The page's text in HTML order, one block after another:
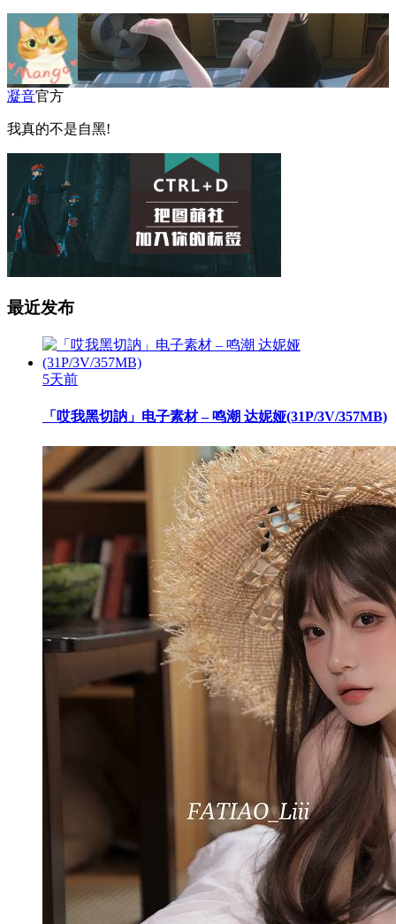
凝音官方
我真的不是自黑!
最近发布
5天前
「哎我黑切訥」电子素材 – 鸣潮 达妮娅(31P/3V/357MB)